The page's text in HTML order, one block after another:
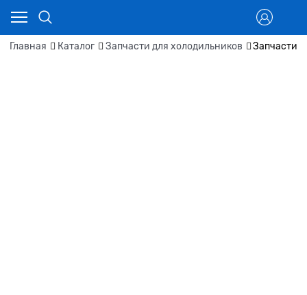
Главная Каталог Запчасти для холодильников Запчасти